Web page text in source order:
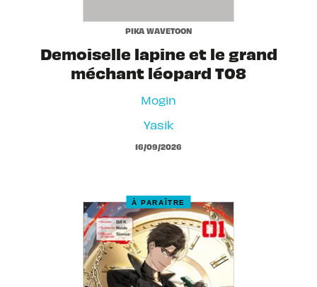
PIKA WAVETOON
Demoiselle lapine et le grand
méchant léopard T08
Mogin
Yasik
16/09/2026
À PARAÎTRE